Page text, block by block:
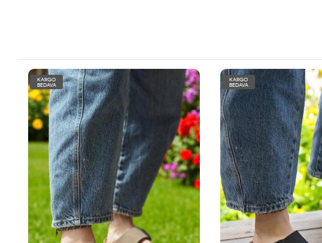
KARGO
BEDAVA
KARGO
BEDAVA